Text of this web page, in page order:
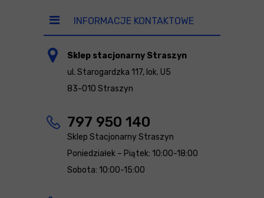
INFORMACJE KONTAKTOWE
Sklep stacjonarny Straszyn
ul. Starogardzka 117, lok. U5
83-010 Straszyn
797 950 140
Sklep Stacjonarny Straszyn
Poniedziałek – Piątek: 10:00-18:00
Sobota: 10:00-15:00